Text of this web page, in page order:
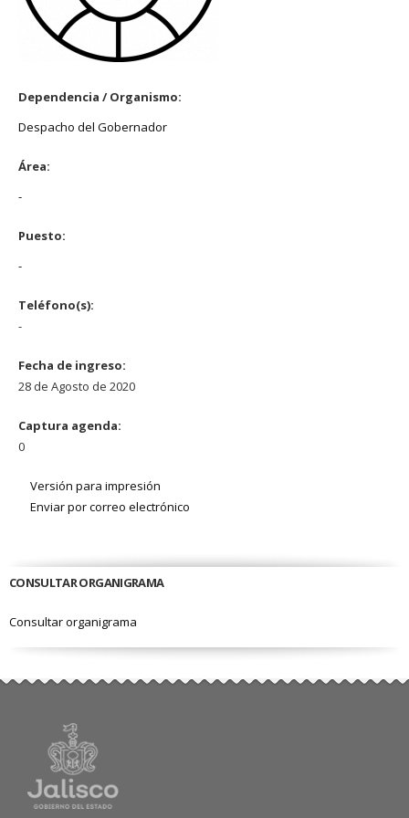
Dependencia / Organismo:
Despacho del Gobernador
Área:
-
Puesto:
-
Teléfono(s):
-
Fecha de ingreso:
28 de Agosto de 2020
Captura agenda:
0
Versión para impresión
Enviar por correo electrónico
CONSULTAR ORGANIGRAMA
Consultar organigrama